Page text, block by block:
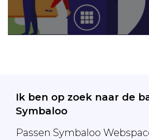
Ik ben op zoek naar de
Symbaloo
Passen Symbaloo